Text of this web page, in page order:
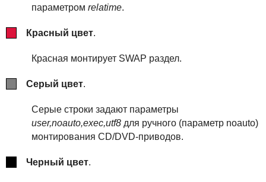
параметром relatime.
Красный цвет.
Красная монтирует SWAP раздел.
Серый цвет.
Серые строки задают параметры
user,noauto,exec,utf8для ручного (параметр noauto)
монтирования CD/DVD-приводов.
Черный цвет.